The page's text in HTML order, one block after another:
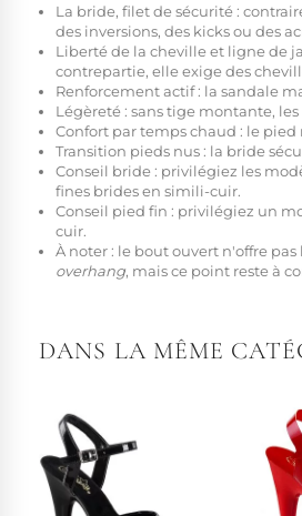
La bride, filet de sécurité :
des inversions, des kicks ou des
Liberté de la cheville et ligne de
contrepartie, elle exige des
Renforcement actif : la sandale
Légèreté : sans tige montante,
Confort par temps chaud : le pied
Transition pieds nus : la bride
Conseil bride : privilégiez les
fines brides en simili-cuir.
Conseil pied fin : privilégiez un
cuir.
À noter : le bout ouvert n'offre
overhang, mais ce point reste à
DANS LA MÊME